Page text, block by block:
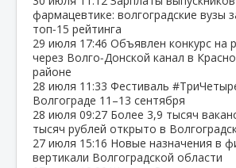
фармацевтике: волгоградские вузы
топ‑15 рейтинга
29 июля 17:46 Объявлен конкурс на
через Волго‑Донской канал в
районе
28 июля 11:33 Фестиваль
Волгограде 11–13 сентября
28 июля 09:27 Более 3,9 тысяч
тысяч рублей открыто в
27 июля 15:16 Новые назначения в
вертикали Волгоградской области